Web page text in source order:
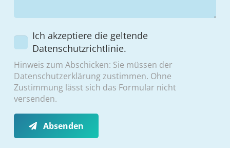
Ich akzeptiere die geltende
Datenschutzrichtlinie.
Hinweis zum Abschicken: Sie müssen der
Datenschutzerklärung zustimmen. Ohne
Zustimmung lässt sich das Formular nicht
versenden.
Absenden